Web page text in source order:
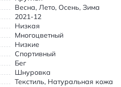
- Универсальный дизайн для
всех сезонов благодаря
327 кроссовки для бега
кожи с амортизацией
Весна, Лето, Осень, Зима
2021-12
Низкая
Многоцветный
Низкие
Спортивный
Бег
Шнуровка
Текстиль, Натуральная кожа